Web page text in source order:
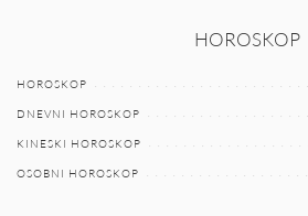
HOROSKOP
HOROSKOP
DNEVNI HOROSKOP
KINESKI HOROSKOP
OSOBNI HOROSKOP